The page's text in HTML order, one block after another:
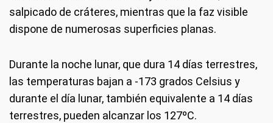
salpicado de cráteres, mientras que la faz visible
dispone de numerosas superficies planas.
Durante la noche lunar, que dura 14 días terrestres,
las temperaturas bajan a -173 grados Celsius y
durante el día lunar, también equivalente a 14 días
terrestres, pueden alcanzar los 127ºC.